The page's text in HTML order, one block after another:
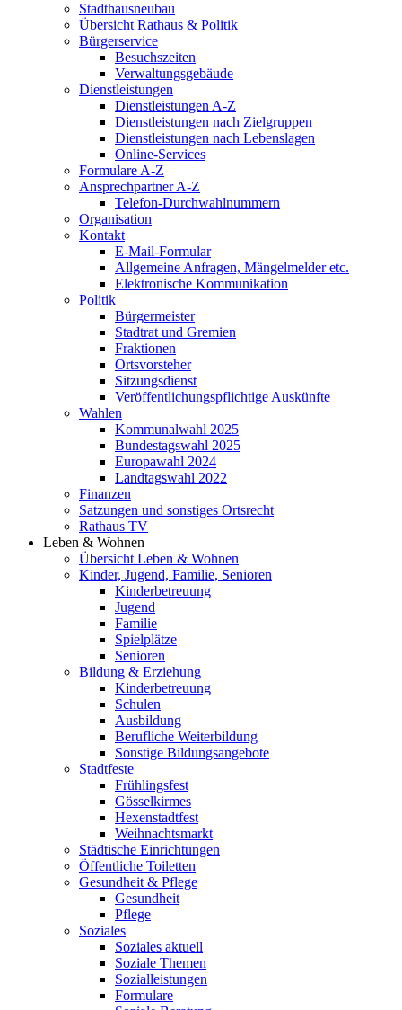
Stadthausneubau
Übersicht Rathaus & Politik
Bürgerservice
Besuchszeiten
Verwaltungsgebäude
Dienstleistungen
Dienstleistungen A-Z
Dienstleistungen nach Zielgruppen
Dienstleistungen nach Lebenslagen
Online-Services
Formulare A-Z
Ansprechpartner A-Z
Telefon-Durchwahlnummern
Organisation
Kontakt
E-Mail-Formular
Allgemeine Anfragen, Mängelmelder etc.
Elektronische Kommunikation
Politik
Bürgermeister
Stadtrat und Gremien
Fraktionen
Ortsvorsteher
Sitzungsdienst
Veröffentlichungspflichtige Auskünfte
Wahlen
Kommunalwahl 2025
Bundestagswahl 2025
Europawahl 2024
Landtagswahl 2022
Finanzen
Satzungen und sonstiges Ortsrecht
Rathaus TV
Leben & Wohnen
Übersicht Leben & Wohnen
Kinder, Jugend, Familie, Senioren
Kinderbetreuung
Jugend
Familie
Spielplätze
Senioren
Bildung & Erziehung
Kinderbetreuung
Schulen
Ausbildung
Berufliche Weiterbildung
Sonstige Bildungsangebote
Stadtfeste
Frühlingsfest
Gösselkirmes
Hexenstadtfest
Weihnachtsmarkt
Städtische Einrichtungen
Öffentliche Toiletten
Gesundheit & Pflege
Gesundheit
Pflege
Soziales
Soziales aktuell
Soziale Themen
Sozialleistungen
Formulare